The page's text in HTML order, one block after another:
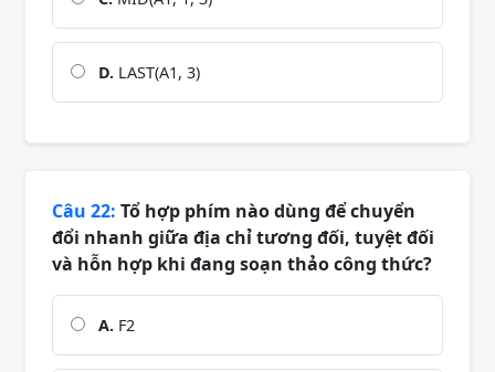
D. LAST(A1, 3)
Câu 22: Tổ hợp phím nào dùng để chuyển
đổi nhanh giữa địa chỉ tương đối, tuyệt đối
và hỗn hợp khi đang soạn thảo công thức?
A. F2